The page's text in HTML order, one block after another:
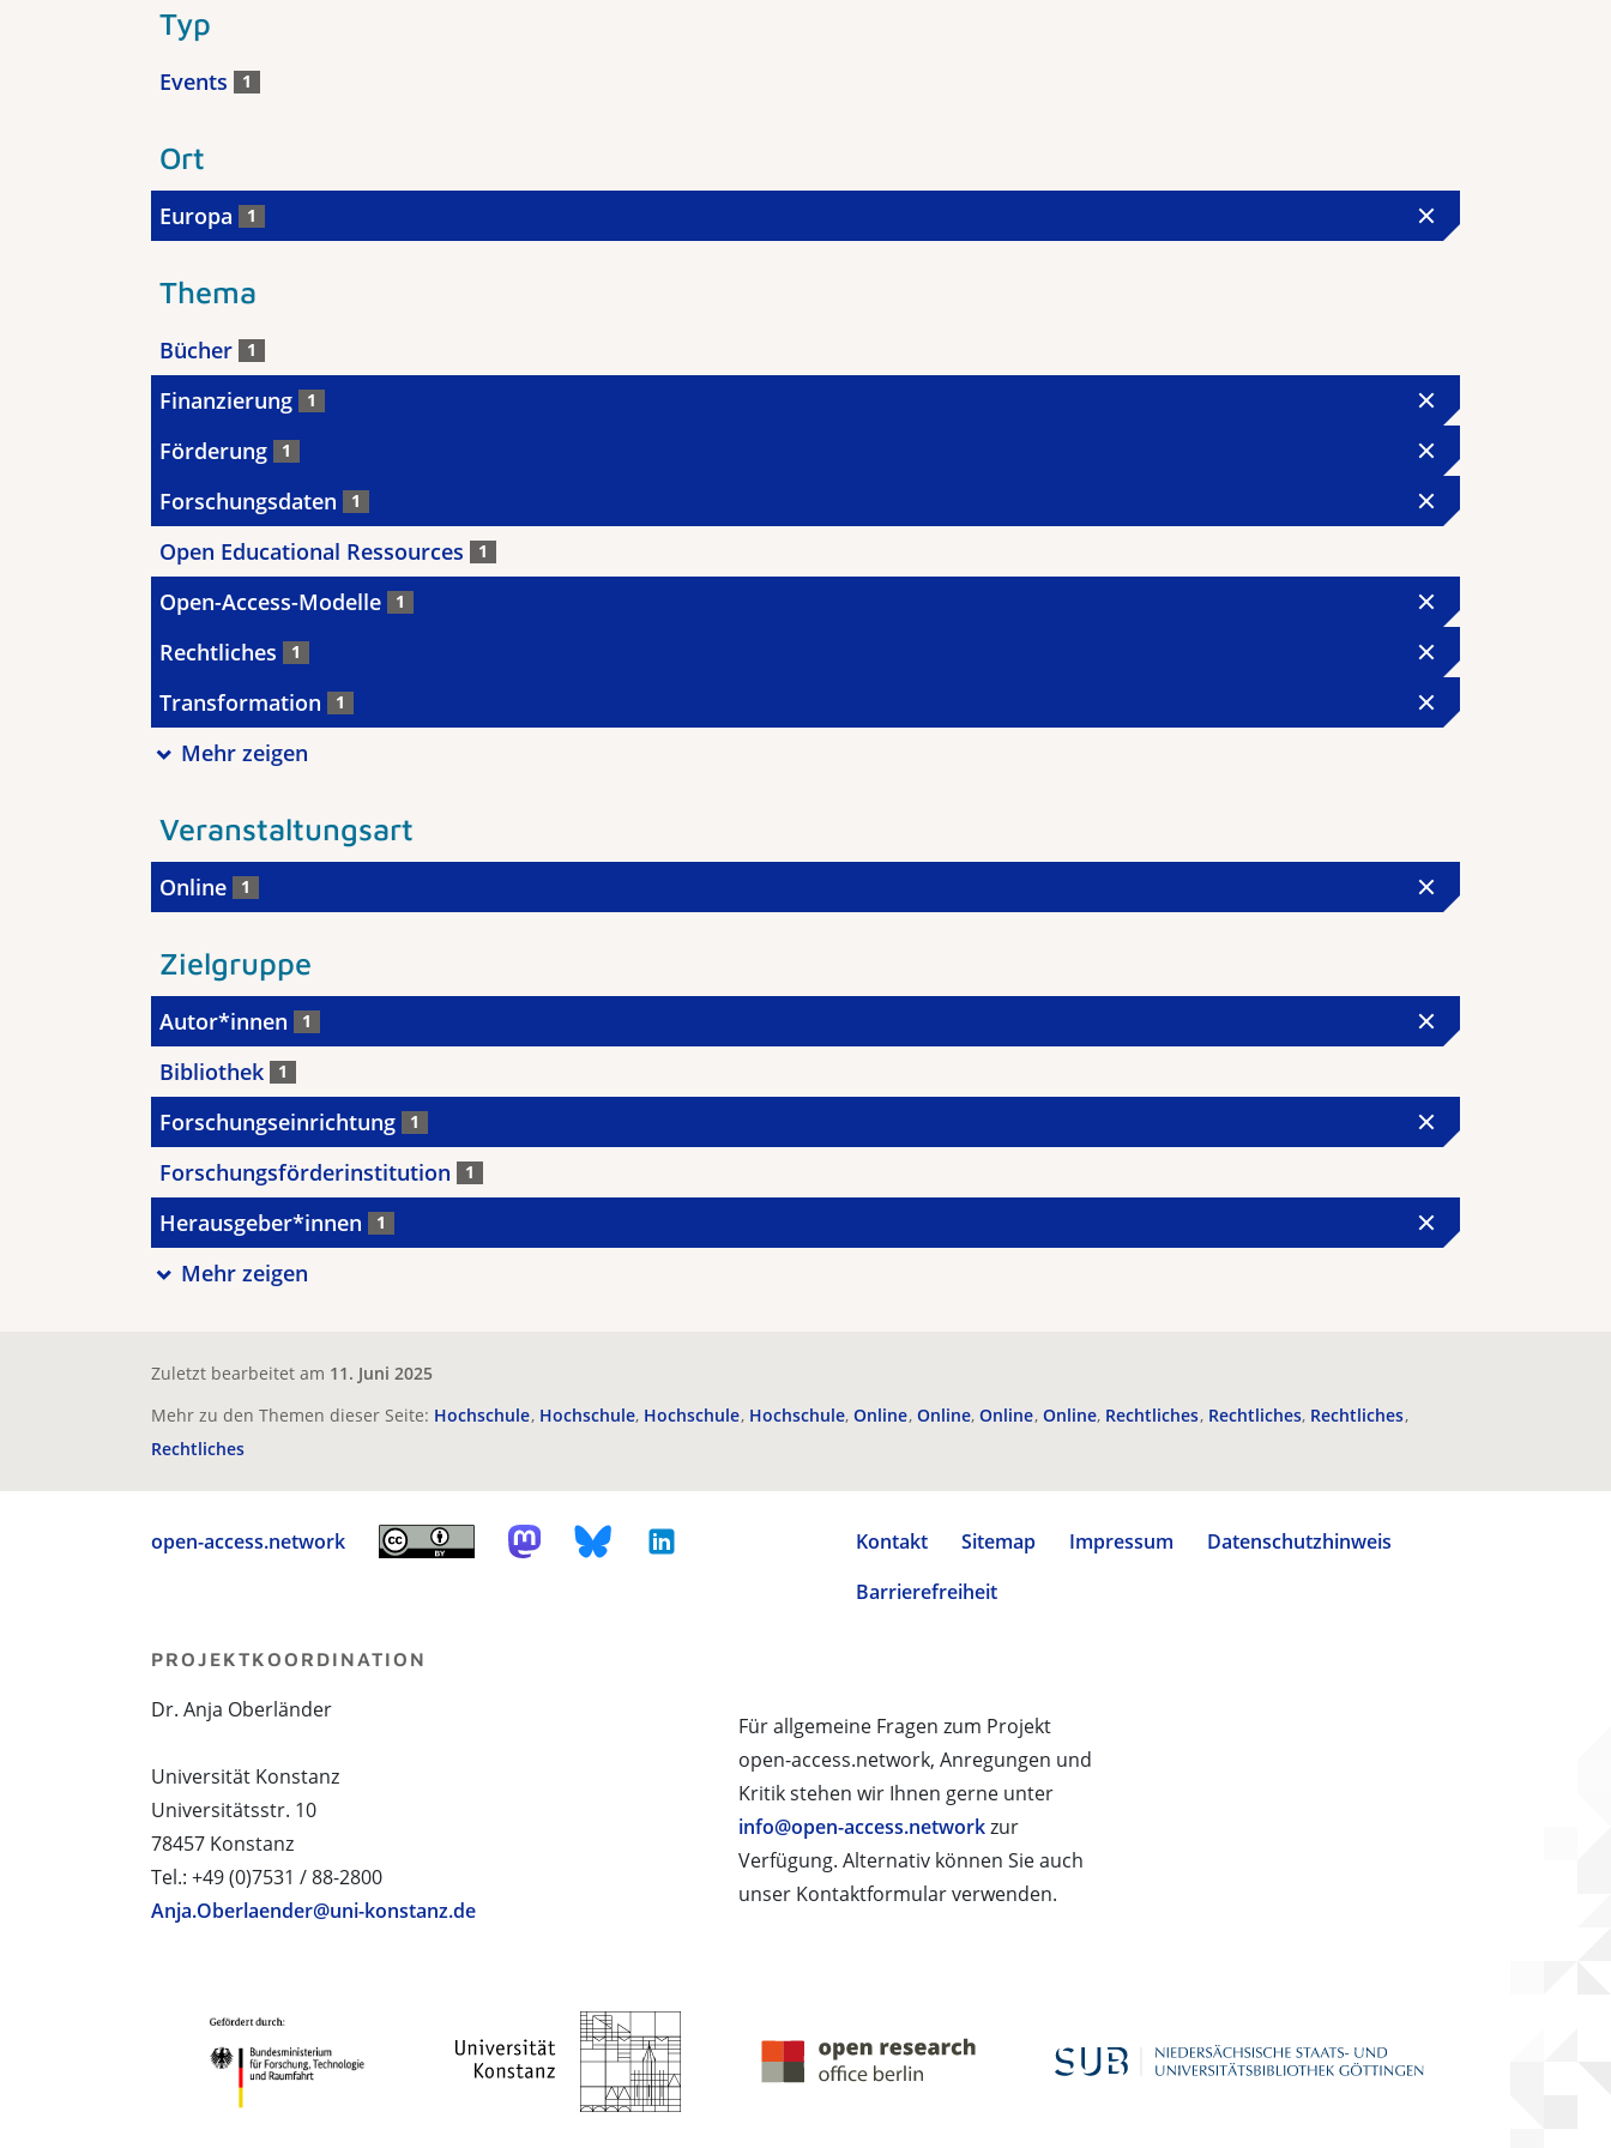
Typ
Events 1
Ort
Europa 1
Thema
Bücher 1
Finanzierung 1
Förderung 1
Forschungsdaten 1
Open Educational Ressources 1
Open-Access-Modelle 1
Rechtliches 1
Transformation 1
Mehr zeigen
Veranstaltungsart
Online 1
Zielgruppe
Autor*innen 1
Bibliothek 1
Forschungseinrichtung 1
Forschungsförderinstitution 1
Herausgeber*innen 1
Mehr zeigen
Zuletzt bearbeitet am 11. Juni 2025
Mehr zu den Themen dieser Seite: Hochschule Hochschule Hochschule Hochschule Online Online Online Online Rechtliches Rechtliches Rechtliches
Rechtliches
open-access.network Kontakt Sitemap Impressum
Datenschutzhinweis
Barrierefreiheit
Für allgemeine Fragen zum Projekt
open-access.network, Anregungen und
Kritik stehen wir Ihnen gerne unter
info@open-access.networkzur
Verfügung. Alternativ können Sie auch
unser Kontaktformular verwenden.
PROJEKTKOORDINATION
Dr. Anja Oberländer
Universität Konstanz
Universitätsstr. 10
78457 Konstanz
Tel.: +49 (0)7531 / 88-2800
Anja.Oberlaender@uni-konstanz.de